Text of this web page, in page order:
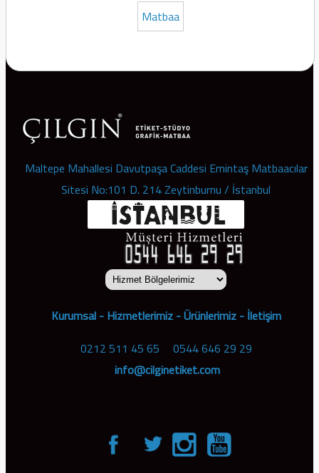
Matbaa
Maltepe Mahallesi Davutpaşa Caddesi Emintaş Matbaacılar
Sitesi No:101 D. 214 Zeytinburnu / İstanbul
Kurumsal-Hizmetlerimiz-Ürünlerimiz-İletişim
0212 511 45 65
0544 646 29 29
info@cilginetiket.com